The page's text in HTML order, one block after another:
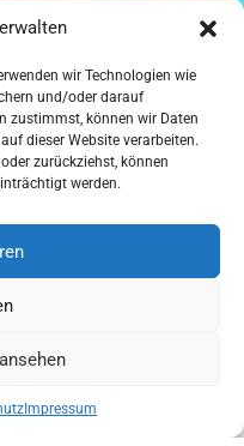
wir Technologien wie
und/oder darauf
zustimmst, können wir Daten
dieser Website verarbeiten.
zurückziehst, können
werden.
Impressum